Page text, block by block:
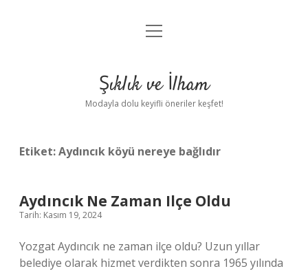
Anasayfa
Yasal Uyarı
menüyü
Şıklık ve İlham
Modayla dolu keyifli öneriler keşfet!
Etiket:Aydıncık köyü nereye bağlıdır
Aydıncık Ne Zaman Ilçe Oldu
Tarih: Kasım 19, 2024
Yozgat Aydıncık ne zaman ilçe oldu? Uzun yıllar
belediye olarak hizmet verdikten sonra 1965 yılında